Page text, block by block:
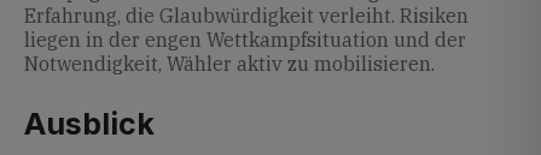
Erfahrung, die Glaubwürdigkeit verleiht. Risiken
liegen in der engen Wettkampfsituation und der
Notwendigkeit, Wähler aktiv zu mobilisieren.
Ausblick